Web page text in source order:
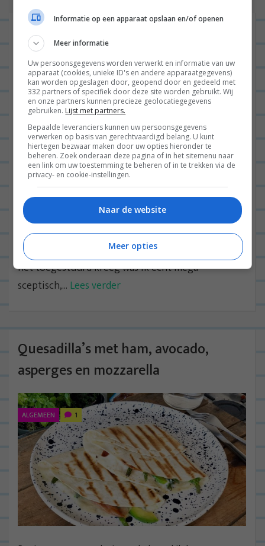
Wraps met pulled oats, spinazie en
sweet chili mayo
ALGEMEEN 0
Goedemorgen goed volk! Ik heb een nieuw product
ontdekt en het is echt te gek. Toegegeven: toen ik
het toegestuurd kreeg was ik echt mega
sceptisch,... Lees verder
Quesadilla’s met ham, avocado,
asperges en mozzarella
ALGEMEEN 1
Informatie op een apparaat opslaan en/of openen
Meer informatie
Uw persoonsgegevens worden verwerkt en informatie van uw
apparaat (cookies, unieke ID's en andere apparaatgegevens)
kan worden opgeslagen door, geopend door en gedeeld met
332 partners of specifiek door deze site worden gebruikt. Wij
en onze partners kunnen precieze geolocatiegegevens
gebruiken. Lijst met partners.
Bepaalde leveranciers kunnen uw persoonsgegevens
verwerken op basis van gerechtvaardigd belang. U kunt
hiertegen bezwaar maken door uw opties hieronder te
beheren. Zoek onderaan deze pagina of in het sitemenu naar
een link om uw toestemming te beheren of in te trekken via de
privacy- en cookie-instellingen.
Naar de website
Meer opties